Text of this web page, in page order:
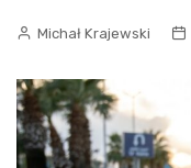
Michał Krajewski